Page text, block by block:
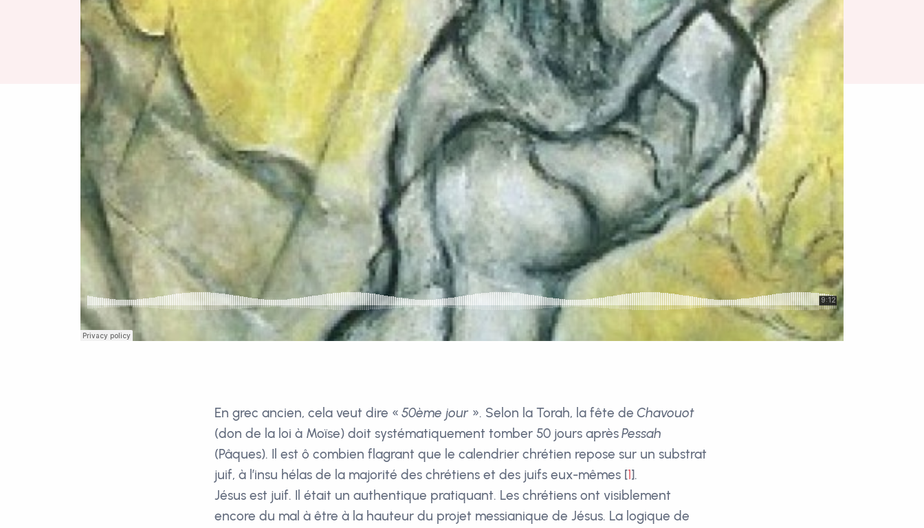
En grec ancien, cela veut dire «50ème jour ». Selon la Torah, la fête deChavouot
(don de la loi à Moïse) doit systématiquement tomber 50 jours aprèsPessah
(Pâques). Il est ô combien flagrant que le calendrier chrétien repose sur un substrat
juif, à l’insu hélas de la majorité des chrétiens et des juifs eux-mêmes [1].
Jésus est juif. Il était un authentique pratiquant. Les chrétiens ont visiblement
encore du mal à être à la hauteur du projet messianique de Jésus. La logique de